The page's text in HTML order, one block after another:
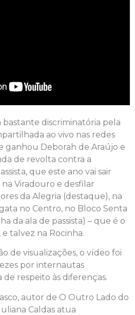
bastante discriminatória pela
ao vivo nas redes
ganhou Deborah de Araújo e
de revolta contra a
que este ano vai sair
Viradouro e desfilar
da Alegria (destaque), na
no Centro, no Bloco Senta
da ala de passista) – que é o
talvez na Rocinha.
de visualizações, o vídeo foi
por internautas
respeito às diferenças.
autor de O Outro Lado do
Caldas atua